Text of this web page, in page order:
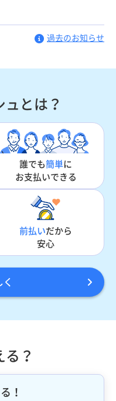
過去のお知らせ
ュとは？
誰でも簡単に
お支払いできる
前払いだから
安心
く
る？
！